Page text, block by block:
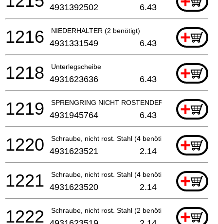
4931392502 6.43
NIEDERHALTER (2 benötigt) +
1216 4931331549 6.43
Unterlegscheibe +
1218 4931623636 6.43
SPRENGRING NICHT ROSTENDER STAHL
+
1219 4931945764 6.43
Schraube, nicht rost. Stahl (4 benötigt) +
1220 4931623521 2.14
Schraube, nicht rost. Stahl (4 benötigt) +
1221 4931623520 2.14
Schraube, nicht rost. Stahl (2 benötigt) +
1222